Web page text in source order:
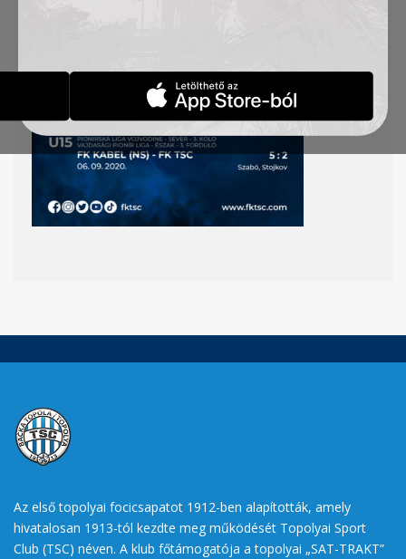
Az első topolyai focicsapatot 1912-ben alapították, amely
hivatalosan 1913-tól kezdte meg működését Topolyai Sport
Club (TSC) néven. A klub főtámogatója a topolyai „SAT-TRAKT”